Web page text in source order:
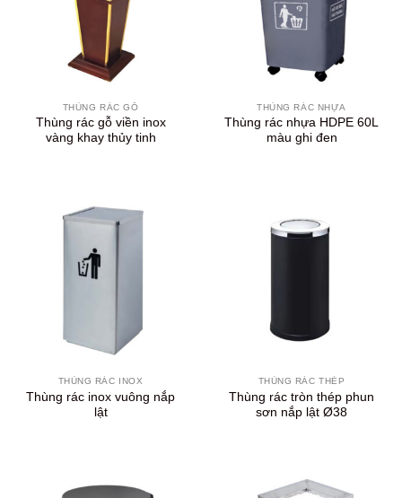
THÙNG RÁC GỖ
Thùng rác gỗ viền inox
vàng khay thủy tinh
THÙNG RÁC NHỰA
Thùng rác nhựa HDPE 60L
màu ghi đen
THÙNG RÁC INOX
Thùng rác inox vuông nắp
lật
THÙNG RÁC THÉP
Thùng rác tròn thép phun
sơn nắp lật Ø38